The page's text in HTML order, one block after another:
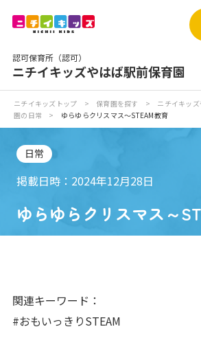
認可保育所（認可）
ニチイキッズやはば駅前保育園
ニチイが大切にしていること
お食事
入園の概要
写真販売サービス
ニチイキッズトップ > 保育園を探す > ニチイキッ
園の日常
> ゆらゆらクリスマス～STEAM教育
日常
掲載日時：2024年12月28日
ゆらゆらクリスマス～
関連キーワード：
#おもいっきりSTEAM